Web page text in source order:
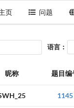
页 问题
语言：
昵称 题目编
1145